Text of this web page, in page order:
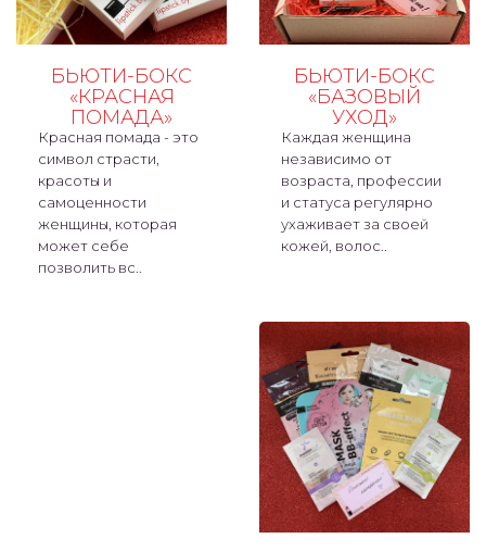
БЬЮТИ-БОКС
«КРАСНАЯ
ПОМАДА»
Красная помада - это
символ страсти,
красоты и
самоценности
женщины, которая
может себе
позволить вс..
БЬЮТИ-БОКС
«БАЗОВЫЙ
УХОД»
Каждая женщина
независимо от
возраста, профессии
и статуса регулярно
ухаживает за своей
кожей, волос..